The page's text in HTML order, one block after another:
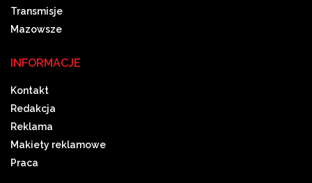
Transmisje
Mazowsze
INFORMACJE
Kontakt
Redakcja
Reklama
Makiety reklamowe
Praca